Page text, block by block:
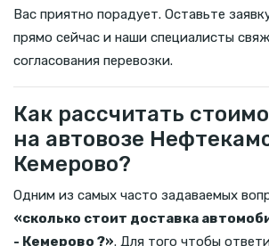
Вас приятно порадует. Оставьте
прямо сейчас и наши специалисты
согласования перевозки.
Как рассчитать
на автовозе
Кемерово?
Одним из самых часто задаваемых
«сколько стоит доставка
- Кемерово ?». Для того чтобы